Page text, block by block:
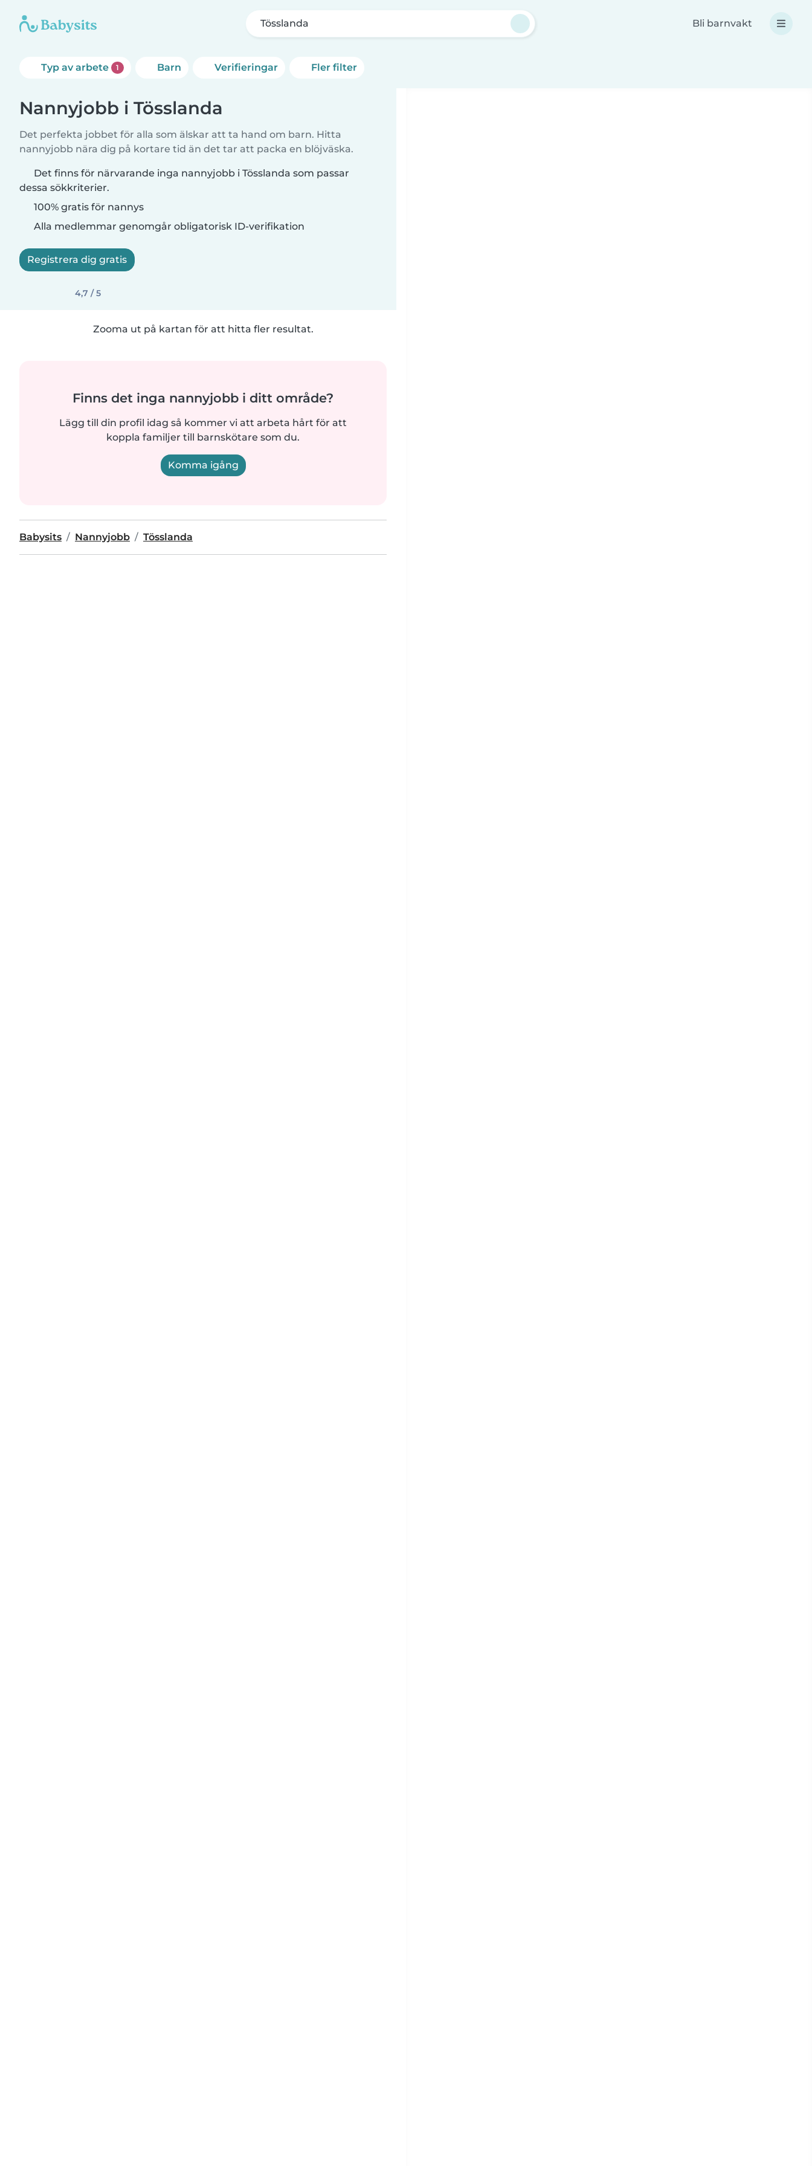
Tösslanda Bli barnvakt
Typ av arbete 1 Barn Verifieringar Fler filter
Nannyjobb i Tösslanda
Det perfekta jobbet för alla som älskar att ta hand om barn. Hitta
nannyjobb nära dig på kortare tid än det tar att packa en blöjväska.
Det finns för närvarande inga nannyjobb i Tösslanda som passar
dessa sökkriterier.
100% gratis för nannys
Alla medlemmar genomgår obligatorisk ID-verifikation
Registrera dig gratis
4,7 / 5
Zooma ut på kartan för att hitta fler resultat.
Finns det inga nannyjobb i ditt område?
Lägg till din profil idag så kommer vi att arbeta hårt för att
koppla familjer till barnskötare som du.
Komma igång
Babysits Nannyjobb Tösslanda